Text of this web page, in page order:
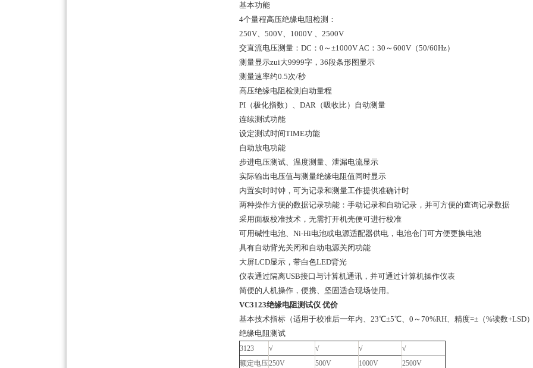
基本功能
4个量程高压绝缘电阻检测：
250V、500V、1000V 、2500V
交直流电压测量：DC：0～±1000V AC：30～600V（50/60Hz）
测量显示zui大9999字，36段条形图显示
测量速率约0.5次/秒
高压绝缘电阻检测自动量程
PI（极化指数）、DAR（吸收比）自动测量
连续测试功能
设定测试时间TIME功能
自动放电功能
步进电压测试、温度测量、泄漏电流显示
实际输出电压值与测量绝缘电阻值同时显示
内置实时时钟，可为记录和测量工作提供准确计时
两种操作方便的数据记录功能：手动记录和自动记录，并可方便的查询记录数据
采用面板校准技术，无需打开机壳便可进行校准
可用碱性电池、Ni-Hi电池或电源适配器供电，电池仓门可方便更换电池
具有自动背光关闭和自动电源关闭功能
大屏LCD显示，带白色LED背光
仪表通过隔离USB接口与计算机通讯，并可通过计算机操作仪表
简便的人机操作，便携、坚固适合现场使用。
VC3123绝缘电阻测试仪 优价
基本技术指标（适用于校准后一年内、23℃±5℃、0～70%RH、精度=±（%读数+LSD
绝缘电阻测试
3123 √ √ √
√
额定电压250V 500V 1000V 2500V